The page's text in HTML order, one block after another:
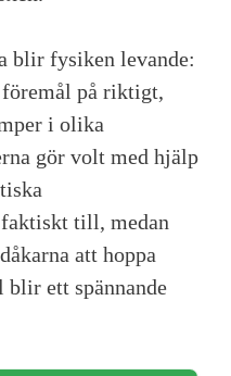
blir fysiken levande:
på riktigt,
i olika
gör volt med hjälp
till, medan
att hoppa
blir ett spännande